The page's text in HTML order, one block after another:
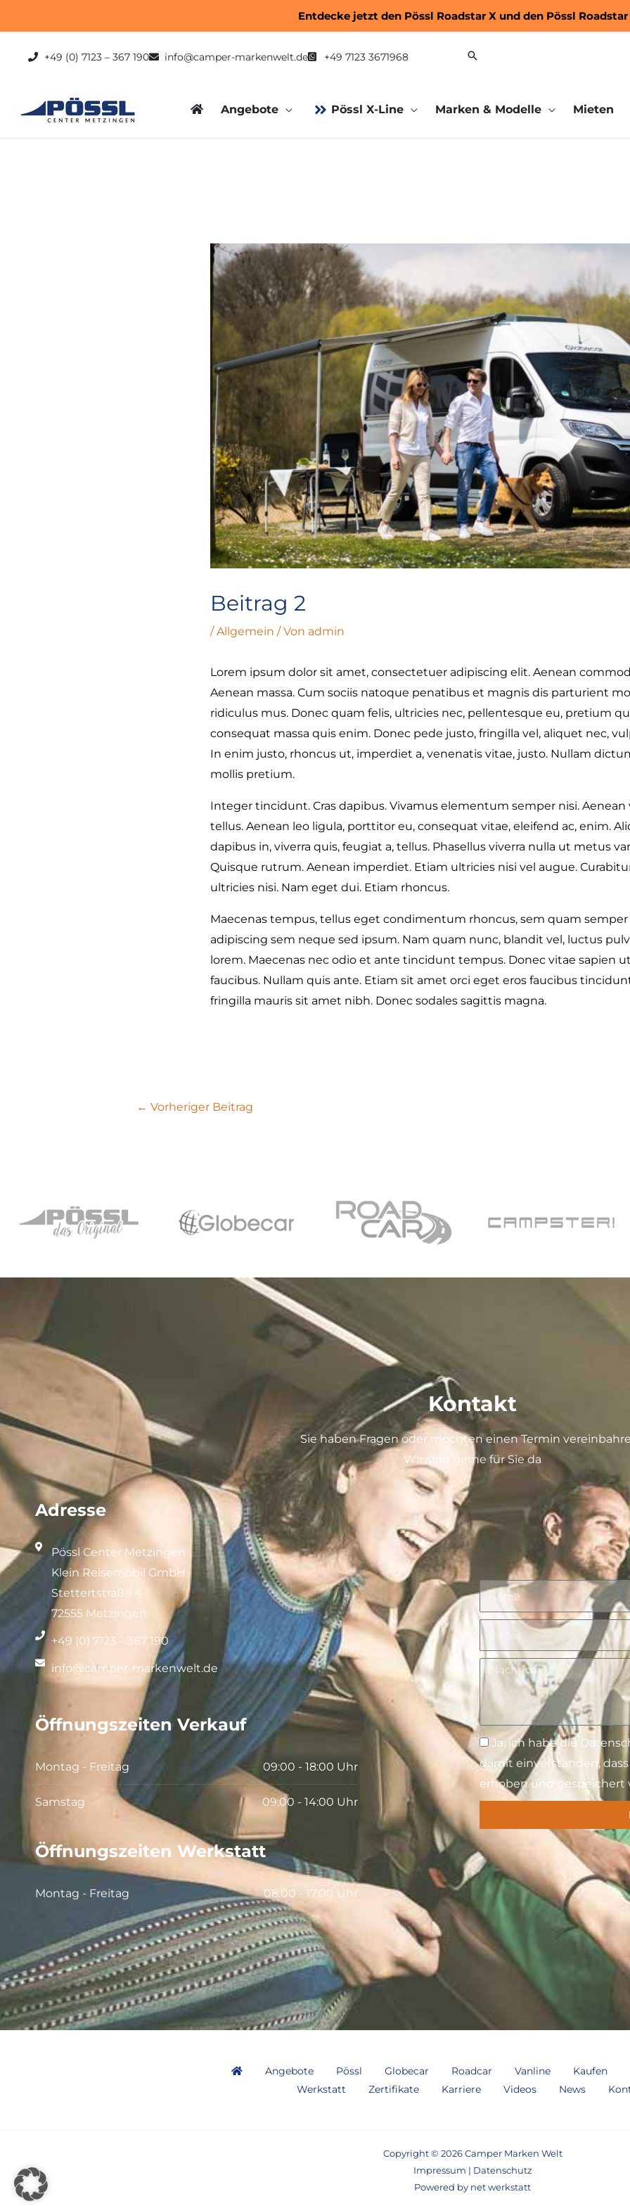
Inhalt
springen
Entdecke jetzt den Pössl Roadstar Xund den Pössl Roadstar
+49 (0) 7123 – 367 190 info@camper-markenwelt.de +49 7123 3671968
Angebote Pössl X-Line Marken & Modelle Mieten
Beitrag 2
/Allgemein / Von admin
Lorem ipsum dolor sit amet, consectetuer adipiscing elit. Aenean
Aenean massa. Cum sociis natoque penatibus et magnis dis parturient
ridiculus mus. Donec quam felis, ultricies nec, pellentesque eu, pretium
consequat massa quis enim. Donec pede justo, fringilla vel, aliquet nec,
In enim justo, rhoncus ut, imperdiet a, venenatis vitae, justo. Nullam
mollis pretium.
Integer tincidunt. Cras dapibus. Vivamus elementum semper nisi.
tellus. Aenean leo ligula, porttitor eu, consequat vitae, eleifend ac, enim.
dapibus in, viverra quis, feugiat a, tellus. Phasellus viverra nulla ut metus
Quisque rutrum. Aenean imperdiet. Etiam ultricies nisi vel augue.
ultricies nisi. Nam eget dui. Etiam rhoncus.
Maecenas tempus, tellus eget condimentum rhoncus, sem quam
adipiscing sem neque sed ipsum. Nam quam nunc, blandit vel, luctus
lorem. Maecenas nec odio et ante tincidunt tempus. Donec vitae sapien
faucibus. Nullam quis ante. Etiam sit amet orci eget eros faucibus
fringilla mauris sit amet nibh. Donec sodales sagittis magna.
← Vorheriger Beitrag
Kontakt
Sie haben Fragen oder möchten einen Termin
Wir sind gerne für Sie da
Adresse
Pössl Center Metzingen
Klein Reisemobil GmbH
Stettertstraße 4
72555 Metzingen
+49 (0) 7123 – 367 190
info@camper-markenwelt.de
Öffnungszeiten Verkauf
Montag - Freitag 09:00 - 18:00 Uhr
Samstag 09:00 - 14:00 Uhr
Öffnungszeiten Werkstatt
Montag - Freitag 08:00 - 17:00 Uhr
Name
E-
Mail
Nachricht
Nachricht
Ja, ich habe die
damit einverstanden,
erhoben und gespeichert
Alternative:
Angebote Pössl Globecar Roadcar Vanline
Kaufen
Werkstatt
Zertifikate Karriere Videos News
Copyright © 2026 Camper Marken Welt
Impressum | Datenschutz
Powered by net werkstatt